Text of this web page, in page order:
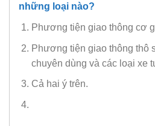
những loại nào?
Phương tiện giao thông cơ
Phương tiện giao thông thô
chuyên dùng và các loại xe
Cả hai ý trên.